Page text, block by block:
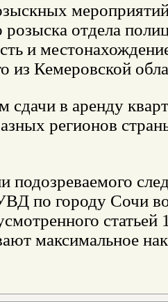
розыска отдела
и
из Кемеровской
сдачи в аренду
регионов
по городу Сочи
максимальное